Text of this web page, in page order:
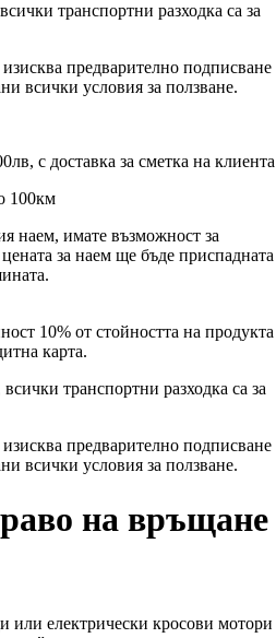
транспортни разходка са за
предварително подписване
всички условия за ползване.
с доставка за сметка на
100км
наем, имате възможност за
за наем ще бъде приспадната
10% от стойността на продукта
карта.
транспортни разходка са за
предварително подписване
всички условия за ползване.
на връщане
или електрически кросови мотори